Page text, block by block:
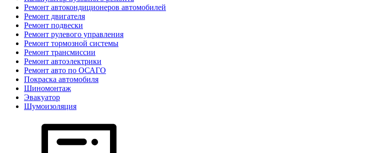
Ремонт автокондиционеров автомобилей
Ремонт двигателя
Ремонт подвески
Ремонт рулевого управления
Ремонт тормозной системы
Ремонт трансмиссии
Ремонт автоэлектрики
Ремонт авто по ОСАГО
Покраска автомобиля
Шиномонтаж
Эвакуатор
Шумоизоляция